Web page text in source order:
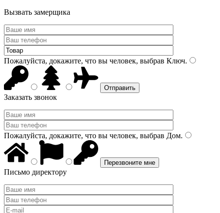
Вызвать замерщика
Пожалуйста, докажите, что вы человек, выбрав Ключ.
Заказать звонок
Пожалуйста, докажите, что вы человек, выбрав Дом.
Письмо директору